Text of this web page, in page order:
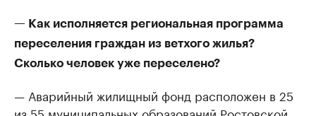
— Как исполняется региональная программа
переселения граждан из ветхого жилья?
Сколько человек уже переселено?
— Аварийный жилищный фонд расположен в 25